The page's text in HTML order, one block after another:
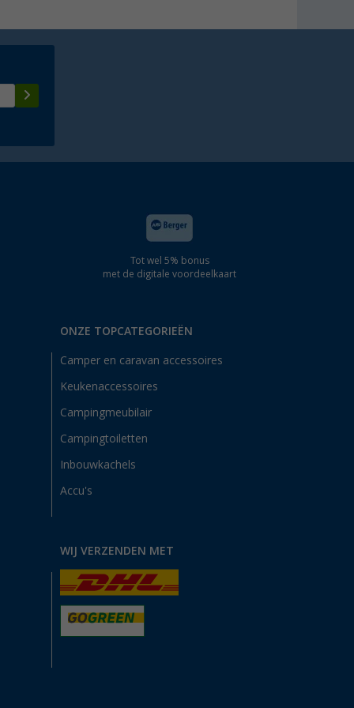
Tot wel 5% bonus
met de digitale voordeelkaart
ONZE TOPCATEGORIEËN
Camper en caravan accessoires
Keukenaccessoires
Campingmeubilair
Campingtoiletten
Inbouwkachels
Accu's
WIJ VERZENDEN MET